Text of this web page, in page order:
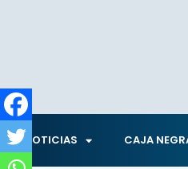
NOTICIAS CAJA